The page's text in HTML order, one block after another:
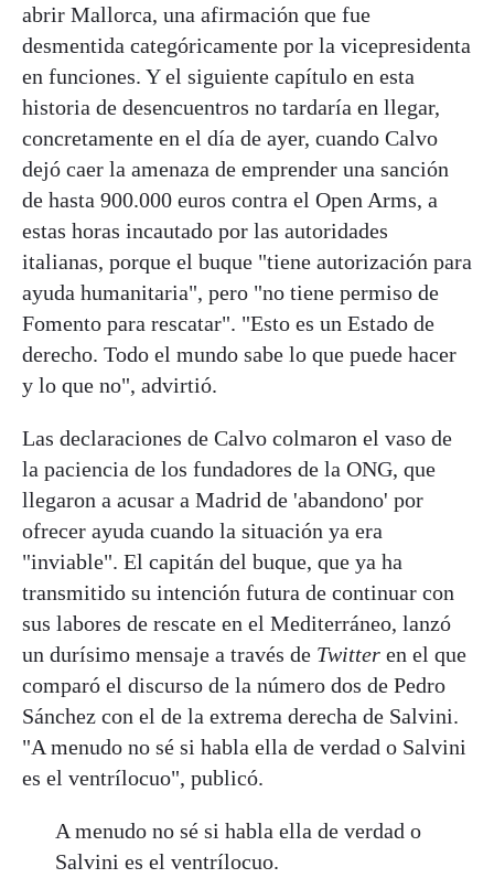
abrir Mallorca, una afirmación que fue
desmentida categóricamente por la vicepresidenta
en funciones. Y el siguiente capítulo en esta
historia de desencuentros no tardaría en llegar,
concretamente en el día de ayer, cuando Calvo
dejó caer la amenaza de emprender una sanción
de hasta 900.000 euros contra el Open Arms, a
estas horas incautado por las autoridades
italianas, porque el buque "tiene autorización para
ayuda humanitaria", pero "no tiene permiso de
Fomento para rescatar". "Esto es un Estado de
derecho. Todo el mundo sabe lo que puede hacer
y lo que no", advirtió.
Las declaraciones de Calvo colmaron el vaso de
la paciencia de los fundadores de la ONG, que
llegaron a acusar a Madrid de 'abandono' por
ofrecer ayuda cuando la situación ya era
"inviable". El capitán del buque, que ya ha
transmitido su intención futura de continuar con
sus labores de rescate en el Mediterráneo, lanzó
un durísimo mensaje a través de Twitter en el que
comparó el discurso de la número dos de Pedro
Sánchez con el de la extrema derecha de Salvini.
"A menudo no sé si habla ella de verdad o Salvini
es el ventrílocuo", publicó.
A menudo no sé si habla ella de verdad o
Salvini es el ventrílocuo.